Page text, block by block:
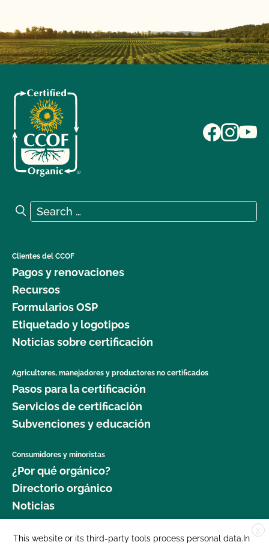
Search for:
Search
Clientes del CCOF
Pagos y renovaciones
Recursos
Formularios OSP
Etiquetado y logotipos
Noticias sobre certificación
Agricultores, manejadores y productores no certificados
Pasos para la certificación
Servicios de certificación
Subvenciones y educación
Consumidores y minoristas
¿Por qué orgánico?
Directorio orgánico
Noticias
Donar X
This website or its third-party tools process personal data.In